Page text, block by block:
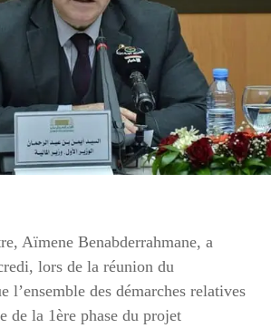
Aïmene Benabderrahmane, a
lors de la réunion du
l’ensemble des démarches relatives
de la 1ère phase du projet